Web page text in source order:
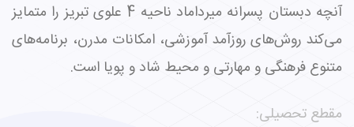
آنچه دبستان پسرانه میرداماد ناحیه 4 علوی تبریز را متمایز
می‌کند روش‌های روزآمد آموزشی، امکانات مدرن، برنامه‌های
متنوع فرهنگی و مهارتی و محیط شاد و پویا است.
مقطع تحصیلی: